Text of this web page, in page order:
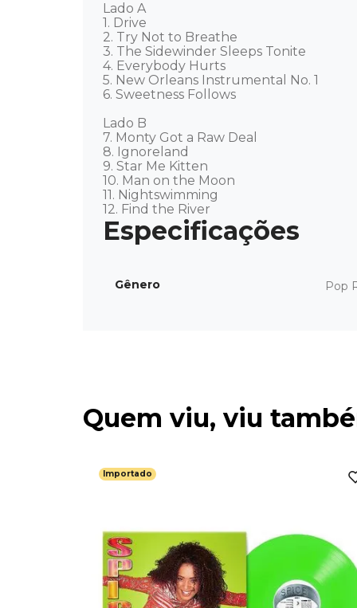
Lado A
1. Drive
2. Try Not to Breathe
3. The Sidewinder Sleeps Tonite
4. Everybody Hurts
5. New Orleans Instrumental No. 1
6. Sweetness Follows
Lado B
7. Monty Got a Raw Deal
8. Ignoreland
9. Star Me Kitten
10. Man on the Moon
11. Nightswimming
12. Find the River
Gênero Pop
Quem viu, viu
Importado